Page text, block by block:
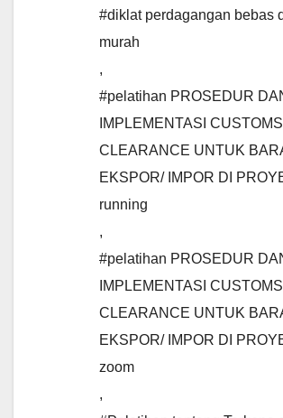
#diklat perdagangan bebas
murah
,
#pelatihan PROSEDUR
IMPLEMENTASI CUSTOMS
CLEARANCE UNTUK
EKSPOR/ IMPOR DI
running
,
#pelatihan PROSEDUR
IMPLEMENTASI CUSTOMS
CLEARANCE UNTUK
EKSPOR/ IMPOR DI
zoom
,